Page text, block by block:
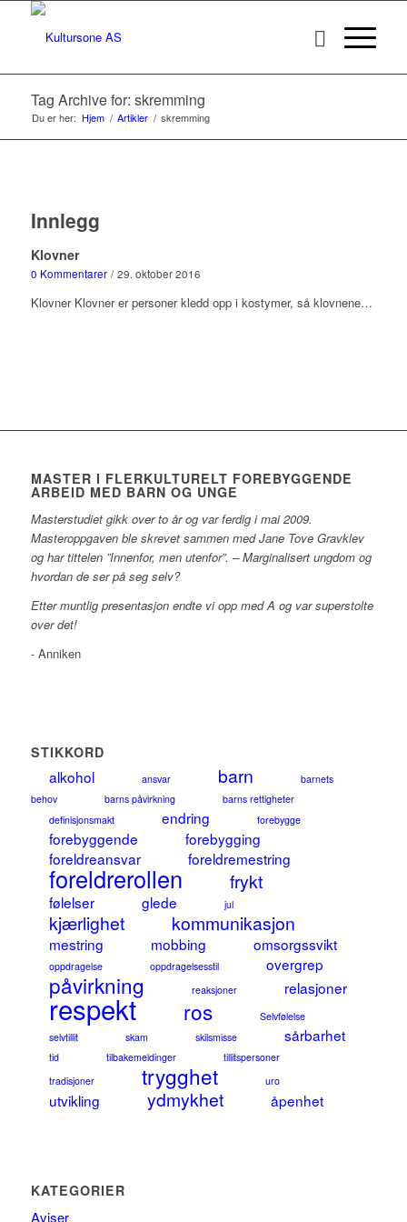
Tag Archive for: skremming
Du er her: Hjem / Artikler / skremming
Innlegg
Klovner
0 Kommentarer / 29. oktober 2016
Klovner Klovner er personer kledd opp i kostymer, så klovnene…
MASTER I FLERKULTURELT FOREBYGGENDE
ARBEID MED BARN OG UNGE
Masterstudiet gikk over to år og var ferdig i mai 2009.
Masteroppgaven ble skrevet sammen med Jane Tove Gravklev
og har tittelen ”Innenfor, men utenfor”. – Marginalisert ungdom og
hvordan de ser på seg selv?
Etter muntlig presentasjon endte vi opp med A og var superstolte
over det!
- Anniken
STIKKORD
alkohol ansvar barn
barnets
behov
barns påvirkning
barns rettigheter
definisjonsmakt
endring forebygge
forebyggende
forebygging
foreldreansvar
foreldremestring
foreldrerollen frykt
følelser glede jul
kjærlighet kommunikasjon
mestring mobbing omsorgssvikt
oppdragelse oppdragelsesstil overgrep
påvirkning reaksjoner relasjoner
respekt ros
Selvfølelse
selvtillit
skam skilsmisse sårbarhet
tid tilbakemeldinger
tillitspersoner
tradisjoner
trygghet uro
utvikling ydmykhet åpenhet
KATEGORIER
Aviser